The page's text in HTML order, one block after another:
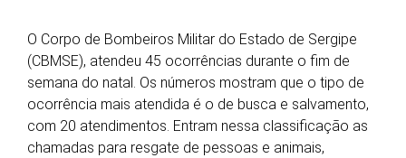
O Corpo de Bombeiros Militar do Estado de Sergipe
(CBMSE), atendeu 45 ocorrências durante o fim de
semana do natal. Os números mostram que o tipo de
ocorrência mais atendida é o de busca e salvamento,
com 20 atendimentos. Entram nessa classificação as
chamadas para resgate de pessoas e animais,